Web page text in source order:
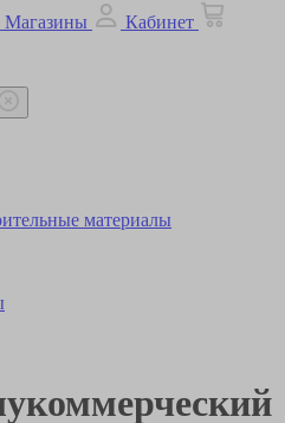
Магазины
Кабинет
материалы